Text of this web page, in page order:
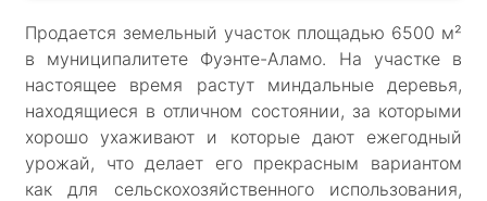
Продается земельный участок площадью 6500 м²
в муниципалитете Фуэнте-Аламо. На участке в
настоящее время растут миндальные деревья,
находящиеся в отличном состоянии, за которыми
хорошо ухаживают и которые дают ежегодный
урожай, что делает его прекрасным вариантом
как для сельскохозяйственного использования,